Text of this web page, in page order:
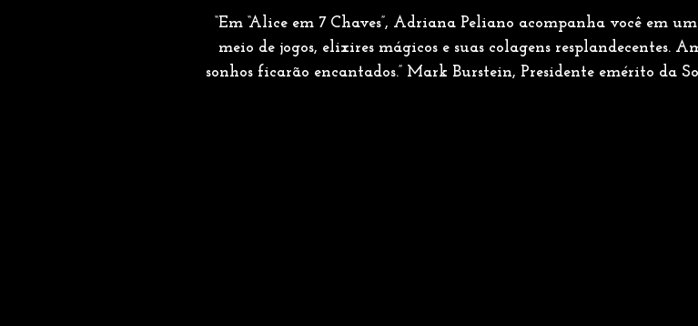
“Em “Alice em 7 Chaves”, Adriana Peliano acompanha você em
meio de jogos, elixires mágicos e suas colagens resplandecentes.
sonhos ficarão encantados.” Mark Burstein, Presidente emérito da